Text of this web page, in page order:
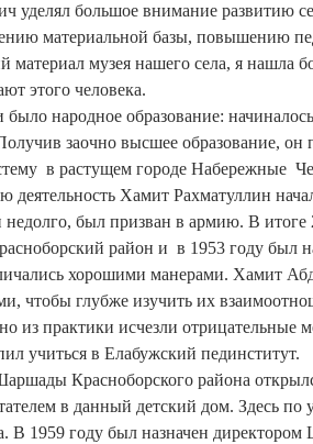
уделял большое внимание развитию
материальной базы, повышению
материал музея нашего села, я
этого человека.
народное образование:
заочно высшее образование, он
в растущем городе Набережные
деятельность Хамит Рахматуллин
недолго, был призван в армию. В
район и в 1953 году был
хорошими манерами. Хамит
чтобы глубже изучить их
из практики исчезли
учиться в Елабужский пединститут.
Красноборского района
в данный детский дом. Здесь
В 1959 году был назначен